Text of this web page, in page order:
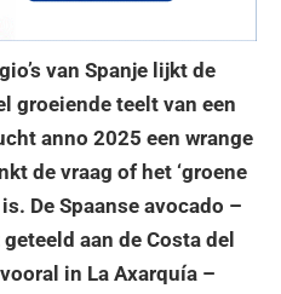
van Spanje lijkt de
groeiende teelt van een
anno 2025 een wrange
de vraag of het ‘groene
De Spaanse avocado –
aan de Costa del
in La Axarquía –